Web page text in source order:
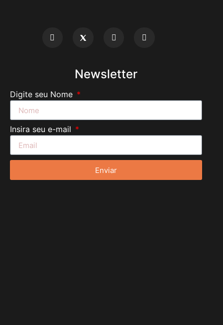
Newsletter
Digite seu Nome
Insira seu e-mail
Enviar